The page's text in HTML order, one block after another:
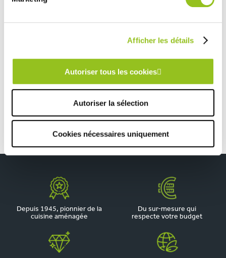
Afficher les détails
Autoriser tous les cookies
Autoriser la sélection
Cookies nécessaires uniquement
CUISINE BLEUE PAON AVEC PORTES À CADRE
TOUTES NOS RÉALISATIONS
Cuisine blanche et bois avec claustra
Depuis 1945, pionnier de la
cuisine aménagée
Du sur-mesure qui
respecte votre budget